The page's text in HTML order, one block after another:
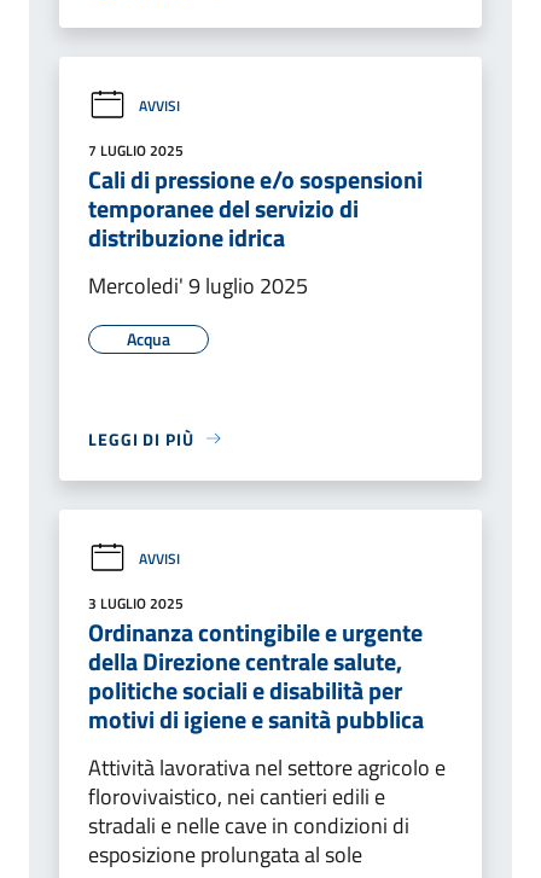
AVVISI
7 LUGLIO 2025
Cali di pressione e/o sospensioni
temporanee del servizio di
distribuzione idrica
Mercoledi' 9 luglio 2025
Acqua
LEGGI DI PIÙ
AVVISI
3 LUGLIO 2025
Ordinanza contingibile e urgente
della Direzione centrale salute,
politiche sociali e disabilità per
motivi di igiene e sanità pubblica
Attività lavorativa nel settore agricolo e
florovivaistico, nei cantieri edili e
stradali e nelle cave in condizioni di
esposizione prolungata al sole